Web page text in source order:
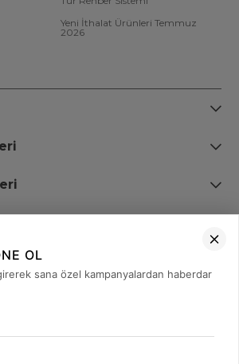
Yeni İthalat Ürünleri Temmuz
2026
(850) 473 08 08
OL
sana özel kampanyalardan haberdar